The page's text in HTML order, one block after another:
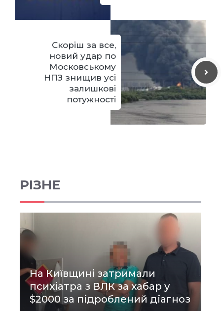
Скоріш за все,
новий удар по
Московському
НПЗ знищив усі
залишкові
потужності
РІЗНЕ
На Київщині затримали
психіатра з ВЛК за хабар у
$2000 за підроблений діагноз